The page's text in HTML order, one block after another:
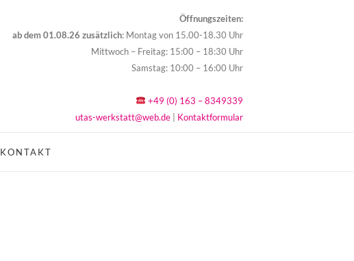
Öffnungszeiten:
ab dem 01.08.26 zusätzlich: Montag von 15.00-18.30 Uhr
Mittwoch – Freitag: 15:00 – 18:30 Uhr
Samstag: 10:00 – 16:00 Uhr
+49 (0) 163 – 8349339
utas-werkstatt@web.de
Kontaktformular
KONTAKT